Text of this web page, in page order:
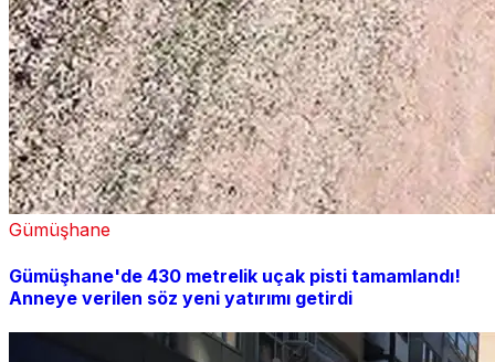
Gümüşhane
Gümüşhane'de 430 metrelik uçak pisti tamamlandı!
Anneye verilen söz yeni yatırımı getirdi